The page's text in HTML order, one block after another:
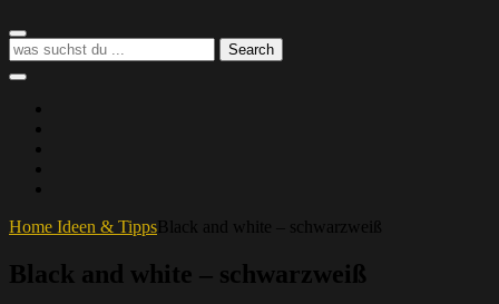
Search
Search
for:
Search
Social
Home Ideen & TippsBlack and white – schwarzweiß
Black and white – schwarzweiß